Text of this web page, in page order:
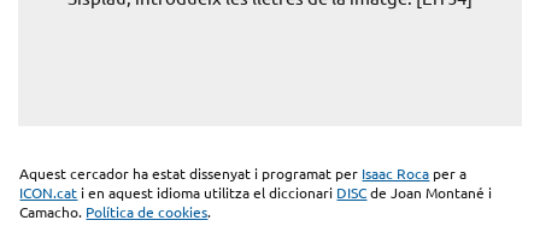
Aquest cercador ha estat dissenyat i programat per Isaac Roca per a
ICON.cat i en aquest idioma utilitza el diccionari DISCde Joan Montané i
Camacho. Política de cookies.